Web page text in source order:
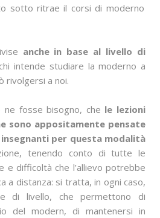
sotto ritrae il corsi di moderno
anche in base al livello di
intende studiare la moderno a
rivolgersi a noi.
ne fosse bisogno, che le lezioni
sono appositamente pensate
per questa modalità
tenendo conto di tutte le
e difficoltà che l’allievo potrebbe
a distanza: si tratta, in ogni caso,
di livello, che permettono di
del modern, di mantenersi in